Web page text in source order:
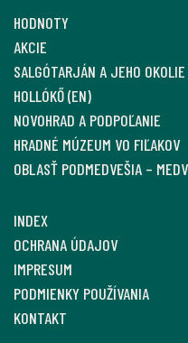
HODNOTY
AKCIE
SALGÓTARJÁN A JEHO
HOLLÓKŐ (EN)
NOVOHRAD A PODPOĽANIE
HRADNÉ MÚZEUM VO FIĽAKOV
OBLASŤ PODMEDVEŠIA –
INDEX
OCHRANA ÚDAJOV
IMPRESUM
PODMIENKY POUŽÍVANIA
KONTAKT